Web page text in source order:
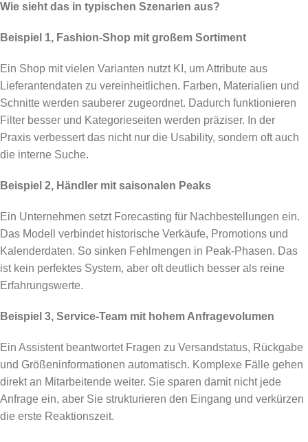
Wie sieht das in typischen Szenarien aus?
Beispiel 1, Fashion-Shop mit großem Sortiment
Ein Shop mit vielen Varianten nutzt KI, um Attribute aus
Lieferantendaten zu vereinheitlichen. Farben, Materialien und
Schnitte werden sauberer zugeordnet. Dadurch funktionieren
Filter besser und Kategorieseiten werden präziser. In der
Praxis verbessert das nicht nur die Usability, sondern oft auch
die interne Suche.
Beispiel 2, Händler mit saisonalen Peaks
Ein Unternehmen setzt Forecasting für Nachbestellungen ein.
Das Modell verbindet historische Verkäufe, Promotions und
Kalenderdaten. So sinken Fehlmengen in Peak-Phasen. Das
ist kein perfektes System, aber oft deutlich besser als reine
Erfahrungswerte.
Beispiel 3, Service-Team mit hohem Anfragevolumen
Ein Assistent beantwortet Fragen zu Versandstatus, Rückgabe
und Größeninformationen automatisch. Komplexe Fälle gehen
direkt an Mitarbeitende weiter. Sie sparen damit nicht jede
Anfrage ein, aber Sie strukturieren den Eingang und verkürzen
die erste Reaktionszeit.